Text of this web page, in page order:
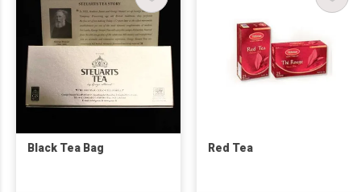
Black Tea Bag Red Tea